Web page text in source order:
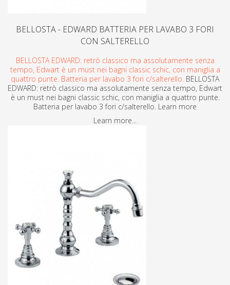
BELLOSTA - EDWARD BATTERIA PER LAVABO 3 FORI
CON SALTERELLO
BELLOSTA EDWARD: retrò classico ma assolutamente senza
tempo, Edwart è un must nei bagni classic schic, con maniglia a
quattro punte. Batteria per lavabo 3 fori c/salterello. BELLOSTA
EDWARD: retrò classico ma assolutamente senza tempo, Edwart
è un must nei bagni classic schic, con maniglia a quattro punte.
Batteria per lavabo 3 fori c/salterello. Learn more
Learn more...